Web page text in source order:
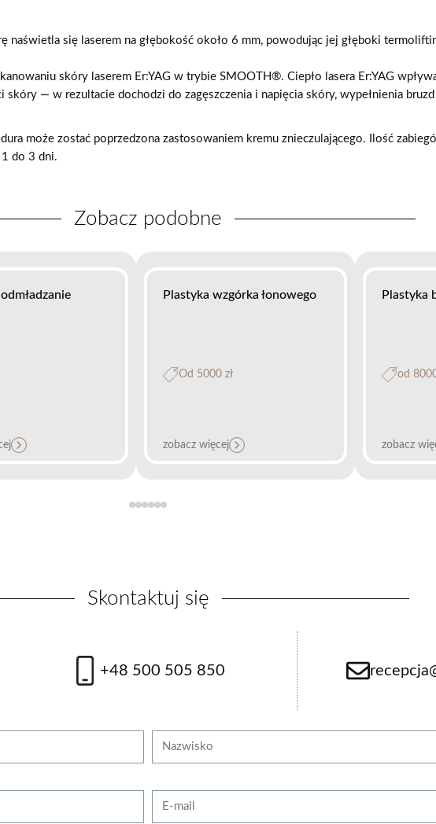
się laserem na głębokość około 6 mm, powodując jej głęboki
skóry laserem Er:YAG w trybie SMOOTH®. Ciepło lasera Er:YAG
skóry — w rezultacie dochodzi do zagęszczenia i napięcia skóry, wypełnienia
może zostać poprzedzona zastosowaniem kremu znieczulającego. Ilość
do 3 dni.
Zobacz podobne
Plastyka wzgórka łonowego
Od 5000 zł
zobacz więcej
Plastyka
od
zobacz
Skontaktuj się
+48 500 505 850